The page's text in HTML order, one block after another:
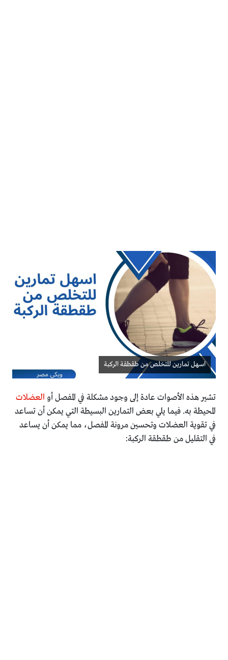
اسهل تمارين للتخلص من طقطقة الركبة
تشير هذه الأصوات عادة إلى وجود مشكلة في المفصل أو العضلات
المحيطة به. فيما يلي بعض التمارين البسيطة التي يمكن أن تساعد
في تقوية العضلات وتحسين مرونة المفصل، مما يمكن أن يساعد
في التقليل من طقطقة الركبة: